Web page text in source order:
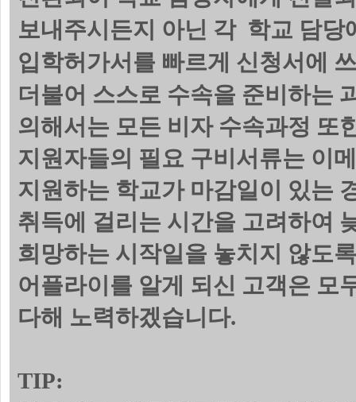
보내주시든지 아닌 각 학교 담당
입학허가서를 빠르게 신청서에
더불어 스스로 수속을 준비하는
의해서는 모든 비자 수속과정 또
지원자들의 필요 구비서류는 이
지원하는 학교가 마감일이 있는
취득에 걸리는 시간을 고려하여
희망하는 시작일을 놓치지 않도
어플라이를 알게 되신 고객은 모
다해 노력하겠습니다.
TIP: